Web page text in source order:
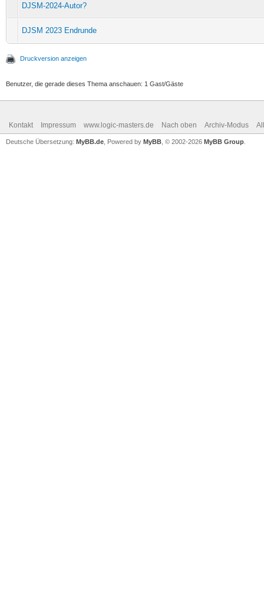
DJSM-2024-Autor?
DJSM 2023 Endrunde
Druckversion anzeigen
Benutzer, die gerade dieses Thema anschauen: 1 Gast/Gäste
Kontakt Impressum www.logic-masters.de Nach oben Archiv-Modus
Deutsche Übersetzung: MyBB.de , Powered by MyBB , © 2002-2026 MyBB Group